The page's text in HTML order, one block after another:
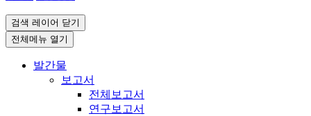
검색 레이어 닫기
전체메뉴 열기
발간물
보고서
전체보고서
연구보고서